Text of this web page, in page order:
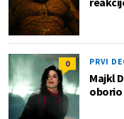
0 PRVI
Majkl
oborio